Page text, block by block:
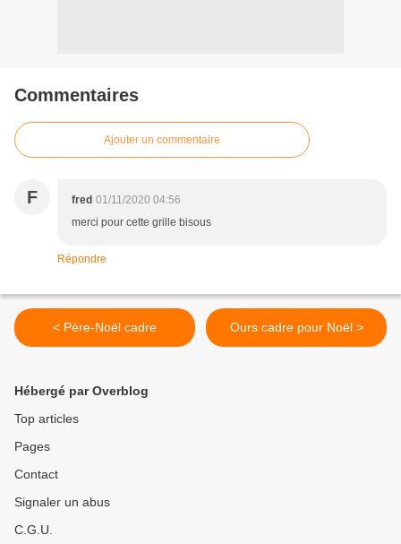
Commentaires
Ajouter un commentaire
F fred 01/11/2020 04:56
merci pour cette grille bisous
Répondre
< Père-Noël cadre Ours cadre pour Noël >
Hébergé par Overblog
Top articles
Pages
Contact
Signaler un abus
C.G.U.